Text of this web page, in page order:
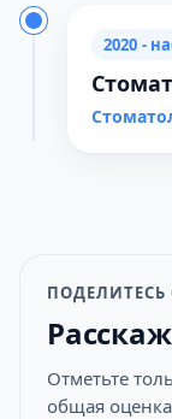
2020 -
Отметьте
общая